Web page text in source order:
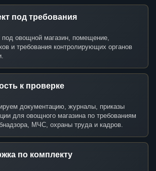
под требования
под овощной магазин, помещение,
и требования контролирующих органов
к проверке
документацию, журналы, приказы
для овощного магазина по требованиям
МЧС, охраны труда и кадров.
по комплекту